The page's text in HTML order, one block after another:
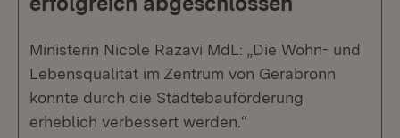
Ministerin Nicole Razavi MdL: „Die Wohn- und
Lebensqualität im Zentrum von Gerabronn
konnte durch die Städtebauförderung
erheblich verbessert werden.“